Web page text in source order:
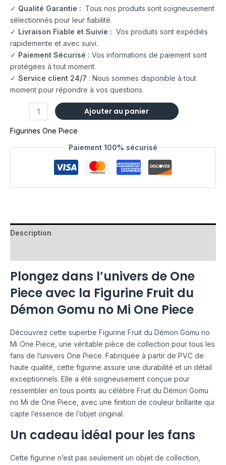
✓ Qualité Garantie : Tous nos produits sont soigneusement
sélectionnés pour leur fiabilité.
✓ Livraison Fiable et Suivie : Vos produits sont expédiés
rapidemente et avec suivi.
✓ Paiement Sécurisé : Vos informations de paiement sont
protégées à tout moment.
✓ Service client 24/7 : Nous sommes disponible à tout
moment pour répondre à vos questions.
Ajouter au panier
Figurines One Piece
Paiement 100% sécurisé
Description
Plongez dans l’univers de One
Piece avec la Figurine Fruit du
Démon Gomu no Mi One Piece
Découvrez cette superbe Figurine Fruit du Démon Gomu no
Mi One Piece, une véritable pièce de collection pour tous les
fans de l’univers One Piece. Fabriquée à partir de PVC de
haute qualité, cette figurine assure une durabilité et un détail
exceptionnels. Elle a été soigneusement conçue pour
ressembler en tous points au célèbre Fruit du Démon Gomu
no Mi de One Piece, avec une finition de couleur brillante qui
capte l’essence de l’objet original.
Un cadeau idéal pour les fans
Cette figurine n’est pas seulement un objet de collection,